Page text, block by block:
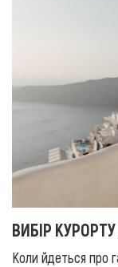
ВИБІР
Коли йдеться про